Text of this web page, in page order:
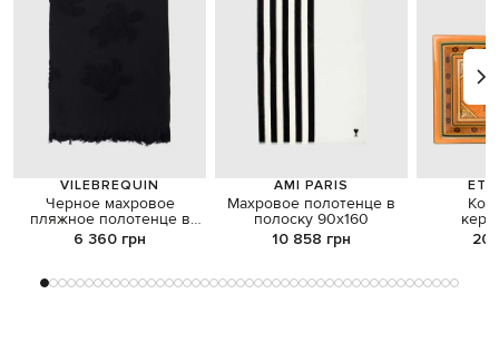
VILEBREQUIN
Черное махровое
пляжное полотенце в
узоре с бахромой
6 360 грн
AMI PARIS
Махровое полотенце в
полоску 90х160
10 858 грн 20